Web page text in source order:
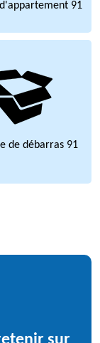
91
de débarras 91